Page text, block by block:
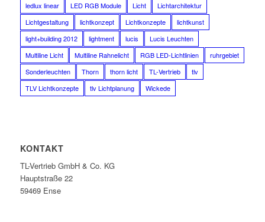
ledlux linear
LED RGB Module Licht
Lichtarchitektur
Lichtgestaltung
lichtkonzept Lichtkonzepte
lichtkunst
light+building 2012
lightment lucis
Lucis Leuchten
Multiline Licht
Multiline Rahnelicht RGB LED-Lichtlinien
ruhrgebiet
Sonderleuchten
Thorn thorn licht TL-Vertrieb
tlv
TLV Lichtkonzepte
tlv Lichtplanung Wickede
KONTAKT
TL-Vertrieb GmbH & Co. KG
Hauptstraße 22
59469 Ense